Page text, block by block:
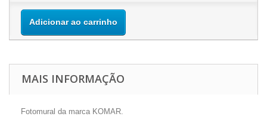
Adicionar ao carrinho
MAIS INFORMAÇÃO
Fotomural da marca KOMAR.